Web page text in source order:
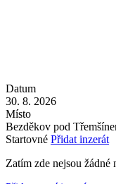
Datum
30. 8. 2026
Místo
Bezděkov pod
Startovné Přidat inzerát
Zatím zde nejsou